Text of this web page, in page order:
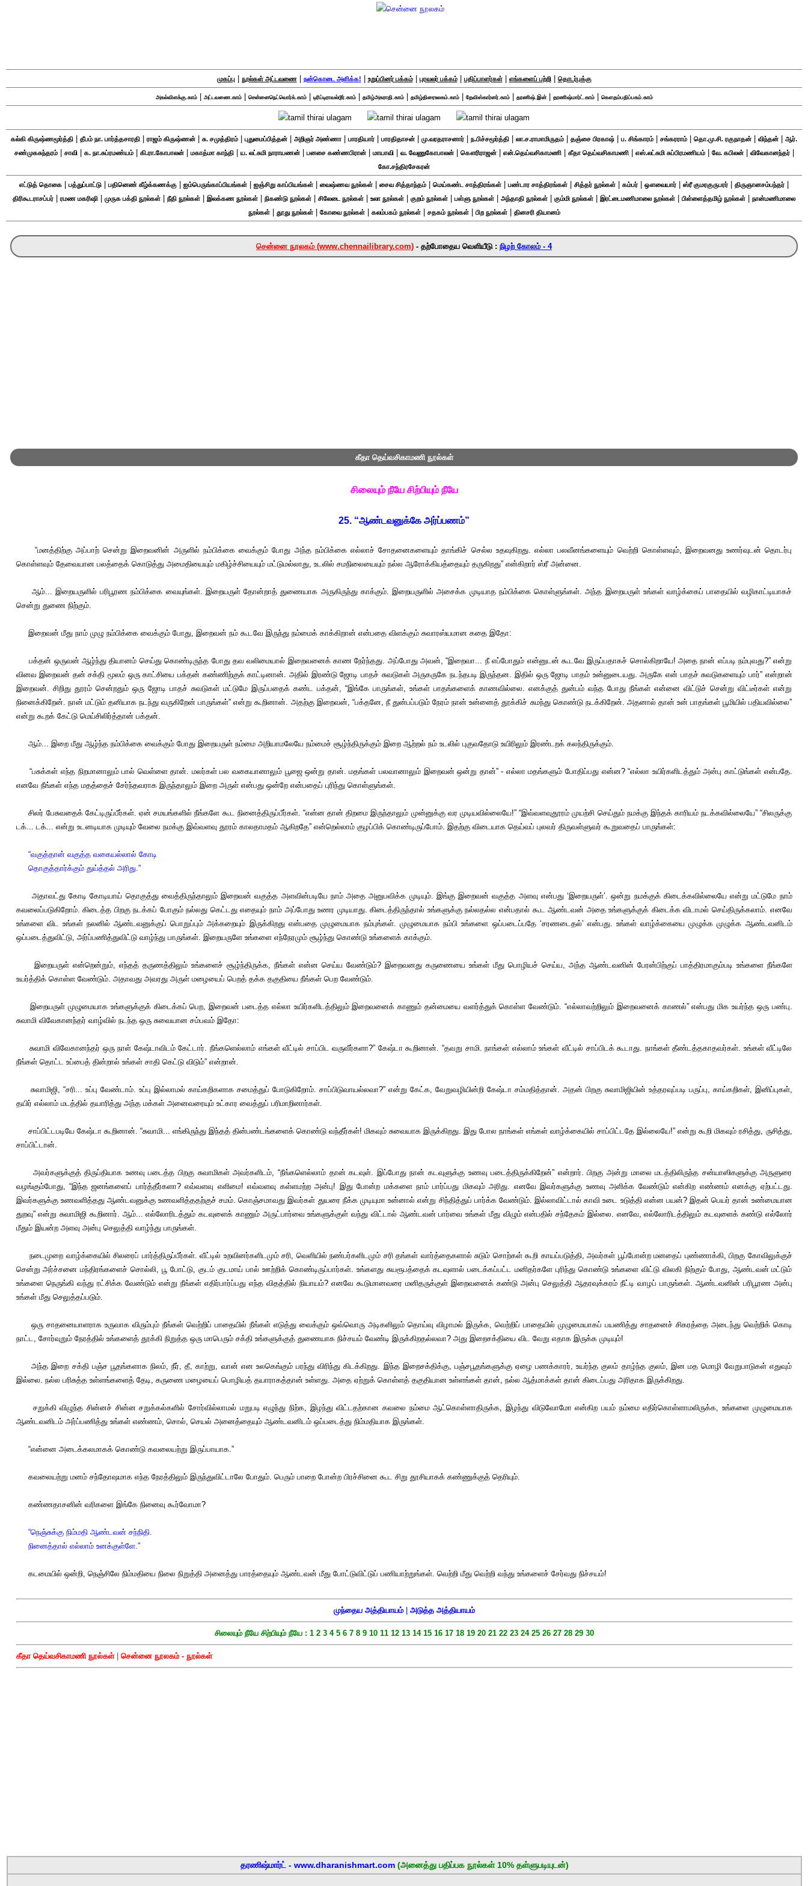
முகப்பு| நூல்கள் அட்டவணை| நன்கொடை அளிக்க! உறுப்பினர் பக்கம்| புரவலர் பக்கம்| பதிப்பாளர்கள்| எங்களைப் பற்றி| தொடர்புக்கு
அகல்விளக்கு.காம்| அட்டவணை.காம்| சென்னைநெட்வொர்க்.காம்| டிரிப்டிராவல்டூர்.காம்| தமிழ்அகராதி.காம்| தமிழ்திரைஉலகம்.காம்| தேவிஸ்கார்னர்.காம்| தரணிஷ்.இன்| தரணிஷ்மார்ட்.காம்| கௌதம்பதிப்பகம்.காம்
கல்கி கிருஷ்ணமூர்த்தி தீபம் நா. பார்த்தசாரதி ராஜம் கிருஷ்ணன்| சு. சமுத்திரம் புதுமைப்பித்தன்| அறிஞர் அண்ணா பாரதியார் பாரதிதாசன்| மு.வரதராசனார் ந.பிச்சமூர்த்தி லா.ச.ராமாமிருதம் தஞ்சை பிரகாஷ் ப. சிங்காரம் சங்கரராம் தொ.மு.சி. ரகுநாதன்| விந்தன்|
ஆர்.
சண்முகசுந்தரம்| சாவி| க. நா.சுப்ரமண்யம்| கி.ரா.கோபாலன்| மகாத்மா காந்தி| ய. லட்சுமி நாராயணன்| பனசை கண்ணபிரான்| மாயாவி| வ. வேணுகோபாலன்| கௌரிராஜன்| என்.தெய்வசிகாமணி| கீதா தெய்வசிகாமணி| எஸ்.லட்சுமி சுப்பிரமணியம்| வே. கபிலன்| விவேகானந்தர்|
கோ.சந்திரசேகரன்
எட்டுத் தொகை பத்துப்பாட்டு பதினெண் கீழ்க்கணக்கு ஐம்பெருங்காப்பியங்கள் ஐஞ்சிறு காப்பியங்கள் வைஷ்ணவ நூல்கள் சைவ சித்தாந்தம் மெய்கண்ட சாத்திரங்கள் பண்டார சாத்திரங்கள் சித்தர் நூல்கள் கம்பர் ஔவையார் ஸ்ரீ குமரகுருபரர் திருஞானசம்பந்தர்
திரிகூடராசப்பர் ரமண மகரிஷி முருக பக்தி நூல்கள் நீதி நூல்கள் இலக்கண நூல்கள் நிகண்டு நூல்கள் சிலேடை நூல்கள் உலா நூல்கள் குறம் நூல்கள் பள்ளு நூல்கள் அந்தாதி நூல்கள் கும்மி நூல்கள் இரட்டைமணிமாலை நூல்கள் பிள்ளைத்தமிழ் நூல்கள்
நான்மணிமாலை
நூல்கள்| தூது நூல்கள்| கோவை நூல்கள்| கலம்பகம் நூல்கள்| சதகம் நூல்கள்| பிற நூல்கள்| தினசரி தியானம்
சென்னை நூலகம் (www.chennailibrary.com) - தற்போதைய வெளியீடு : நிழற் கோலம் - 4
கீதா தெய்வசிகாமணி நூல்கள்
சிலையும் நீயே சிற்பியும் நீயே
25. “ஆண்டவனுக்கே அர்ப்பணம்”
“மனத்திற்கு அப்பாற் சென்று இறைவனின் அருளில் நம்பிக்கை வைக்கும் போது அந்த நம்பிக்கை எல்லாச் சோதனைகளையும் தாங்கிச் செல்ல உதவுகிறது. எல்லா பலவீனங்களையும் வெற்றி கொள்ளவும், இறைவனது உணர்வுடன் தொடர்பு
கொள்ளவும் தேவையான பலத்தைக் கொடுத்து அமைதியையும் மகிழ்ச்சியையும் மட்டுமல்லாது, உடலில் சமநிலையையும் நல்ல ஆரோக்கியத்தையும் தருகிறது” என்கிறார் ஸ்ரீ அன்னை.
ஆம்... இறையருளில் பரிபூரண நம்பிக்கை வையுங்கள். இறையருள் தோன்றாத் துணையாக அருகிருந்து காக்கும். இறையருளில் அசைக்க முடியாத நம்பிக்கை கொள்ளுங்கள். அந்த இறையருள் உங்கள் வாழ்க்கைப் பாதையில் வழிகாட்டியாகச்
சென்று துணை நிற்கும்.
இறைவன் மீது நாம் முழு நம்பிக்கை வைக்கும் போது, இறைவன் நம் கூடவே இருந்து நம்மைக் காக்கிறான் என்பதை விளக்கும் சுவாரஸ்யமான கதை இதோ:
பக்தன் ஒருவன் ஆழ்ந்து தியானம் செய்து கொண்டிருந்த போது தவ வலிமையால் இறைவனைக் காண நேர்ந்தது. அப்போது அவன், “இறைவா... நீ எப்போதும் என்னுடன் கூடவே இருப்பதாகச் சொல்கிறாயே! அதை நான் எப்படி நம்புவது?” என்று
வினவ இறைவன் தன் சக்தி மூலம் ஒரு காட்சியை பக்தன் கண்ணிற்குக் காட்டினான். அதில் இரண்டு ஜோடி பாதச் சுவடுகள் அருகருகே நடந்தபடி இருந்தன. இதில் ஒரு ஜோடி பாதம் உன்னுடையது. அருகே என் பாதச் சுவடுகளையும் பார்” என்றான்
இறைவன். சிறிது தூரம் சென்றதும் ஒரு ஜோடி பாதச் சுவடுகள் மட்டுமே இருப்பதைக் கண்ட பக்தன், “இங்கே பாருங்கள், உங்கள் பாதங்களைக் காணவில்லை. எனக்குத் துன்பம் வந்த போது நீங்கள் என்னை விட்டுச் சென்று விட்டீர்கள் என்று
நினைக்கிறேன். நான் மட்டும் தனியாக நடந்து வருகிறேன் பாருங்கள்” என்று கூறினான். அதற்கு இறைவன், “பக்தனே, நீ துன்பப்படும் நேரம் நான் உன்னைத் தூக்கிச் சுமந்து கொண்டு நடக்கிறேன். அதனால் தான் உன் பாதங்கள் பூமியில் பதியவில்லை”
என்று கூறக் கேட்டு மெய்சிலிர்த்தான் பக்தன்.
ஆம்... இறை மீது ஆழ்ந்த நம்பிக்கை வைக்கும் போது இறையருள் நம்மை அறியாமலேயே நம்மைச் சூழ்ந்திருக்கும் இறை ஆற்றல் நம் உடலில் புகுவதோடு உயிரிலும் இரண்டறக் கலந்திருக்கும்.
“பசுக்கள் எந்த நிறமானாலும் பால் வெள்ளை தான். மலர்கள் பல வகையானாலும் பூஜை ஒன்று தான். மதங்கள் பலவானாலும் இறைவன் ஒன்று தான்” - எல்லா மதங்களும் போதிப்பது என்ன? “எல்லா உயிர்களிடத்தும் அன்பு காட்டுங்கள் என்பதே.
எனவே நீங்கள் எந்த மதத்தைச் சேர்ந்தவராக இருந்தாலும் இறை அருள் என்பது ஒன்றே என்பதைப் புரிந்து கொள்ளுங்கள்.
சிலர் பேசுவதைக் கேட்டிருப்பீர்கள். ஏன் சமயங்களில் நீங்களே கூட நினைத்திருப்பீர்கள். “என்ன தான் திறமை இருந்தாலும் முன்னுக்கு வர முடியவில்லையே!” “இவ்வளவுதூரம் முயற்சி செய்தும் நமக்கு இந்தக் காரியம் நடக்கவில்லையே” “சிலருக்கு
டக்... டக்... என்று உடனடியாக முடியும் வேலை நமக்கு இவ்வளவு தூரம் காலதாமதம் ஆகிறதே” என்றெல்லாம் குழப்பிக் கொண்டிருப்போம். இதற்கு விடையாக தெய்வப் புலவர் திருவள்ளுவர் கூறுவதைப் பாருங்கள்:
“வகுத்தான் வகுத்த வகையல்லால் கோடி
தொகுத்தார்க்கும் துய்த்தல் அரிது.”
அதாவட்து கோடி கோடியாய் தொகுத்து வைத்திருந்தாலும் இறைவன் வகுத்த அளவின்படியே நாம் அதை அனுபவிக்க முடியும். இங்கு இறைவன் வகுத்த அளவு என்பது ‘இறையருள்’. ஒன்று நமக்குக் கிடைக்கவில்லையே என்று மட்டுமே நாம்
கவலைப்படுகிறோம். கிடைத்த பிறகு நடக்கப் போகும் நல்லது கெட்டது எதையும் நாம் அப்போது உணர முடியாது. கிடைத்திருந்தால் உங்களுக்கு நல்லதல்ல என்பதால் கூட ஆண்டவன் அதை உங்களுக்குக் கிடைக்க விடாமல் செய்திருக்கலாம். எனவே
உங்களை விட உங்கள் நலனில் ஆண்டவனுக்குப் பொறுப்பும் அக்கறையும் இருக்கிறது என்பதை முழுமையாக நம்புங்கள். முழுமையாக நம்பி உங்களை ஒப்படைப்பதே ‘சரணடைதல்’ என்பது. உங்கள் வாழ்க்கையை முழுக்க முழுக்க ஆண்டவனிடம்
ஒப்படைத்துவிட்டு, அர்ப்பணித்துவிட்டு வாழ்ந்து பாருங்கள். இறையருளே உங்களை எந்நேரமும் சூழ்ந்து கொண்டு உங்களைக் காக்கும்.
இறையருள் என்றென்றும், எந்தத் தருணத்திலும் உங்களைச் சூழ்ந்திருக்க, நீங்கள் என்ன செய்ய வேண்டும்? இறைவனது கருணையை உங்கள் மீது பொழியச் செய்ய, அந்த ஆண்டவனின் பேரன்பிற்குப் பாத்திரமாகும்படி உங்களை நீங்களே
உயர்த்திக் கொள்ள வேண்டும். அதாவது அவரது அருள் மழையைப் பெறத் தக்க தகுதியை நீங்கள் பெற வேண்டும்.
இறையருள் முழுமையாக உங்களுக்குக் கிடைக்கப் பெற, இறைவன் படைத்த எல்லா உயிர்களிடத்திலும் இறைவனைக் காணும் தன்மையை வளர்த்துக் கொள்ள வேண்டும். “எல்லாவற்றிலும் இறைவனைக் காணல்” என்பது மிக உயர்ந்த ஒரு பண்பு.
சுவாமி விவேகானந்தர் வாழ்வில் நடந்த ஒரு சுவையான சம்பவம் இதோ:
சுவாமி விவேகானந்தர் ஒரு நாள் கேஷ்டாவிடம் கேட்டார். நீங்களெல்லாம் எங்கள் வீட்டில் சாப்பிட வருவீர்களா?” கேஷ்டா கூறினான். “தவறு சாமி. நாங்கள் எல்லாம் உங்கள் வீட்டில் சாப்பிடக் கூடாது. நாங்கள் தீண்டத்தகாதவர்கள். உங்கள் வீட்டிலே
நீங்கள் தொட்ட உப்பைத் தின்றால் உங்கள் சாதி கெட்டு விடும்” என்றான்.
சுவாமிஜி, “சரி... உப்பு வேண்டாம். உப்பு இல்லாமல் காய்கறிகளாக சமைத்துப் போடுகிறோம். சாப்பிடுவாயல்லவா?” என்று கேட்க, வேறுவழியின்றி கேஷ்டா சம்மதித்தான். அதன் பிறகு சுவாமிஜியின் உத்தரவுப்படி பருப்பு, காய்கறிகள், இனிப்புகள்,
தயிர் எல்லாம் மடத்தில் தயாரித்து அந்த மக்கள் அனைவரையும் உட்கார வைத்துப் பரிமாறினார்கள்.
சாப்பிட்டபடியே கேஷ்டா கூறினான். “சுவாமி... எங்கிருந்து இந்தத் தின்பண்டங்களைக் கொண்டு வந்தீர்கள்! மிகவும் சுவையாக இருக்கிறது. இது போல நாங்கள் எங்கள் வாழ்க்கையில் சாப்பிட்டதே இல்லையே!” என்று கூறி மிகவும் ரசித்து, ருசித்து,
சாப்பிட்டான்.
அவர்களுக்குத் திருப்தியாக உணவு படைத்த பிறகு சுவாமிகள் அவர்களிடம், “நீங்களெல்லாம் தான் கடவுள். இப்போது நான் கடவுளுக்கு உணவு படைத்திருக்கிறேன்” என்றார். பிறகு அன்று மாலை மடத்திலிருந்த சன்யாஸிகளுக்கு அருளுரை
வழங்கும்போது, “இந்த ஜனங்களைப் பார்த்தீர்களா? எவ்வளவு எளிமை! எவ்வளவு கள்ளமற்ற அன்பு! இது போன்ற மக்களை நாம் பார்ப்பது மிகவும் அரிது. எனவே இவர்களுக்கு உணவு அளிக்க வேண்டும் என்கிற எண்ணம் எனக்கு ஏற்பட்டது.
இவர்களுக்கு உணவளித்தது ஆண்டவனுக்கு உணவளித்ததற்குச் சமம். கொஞ்சமாவது இவர்கள் துயரை நீக்க முடியுமா உன்னால் என்று சிந்தித்துப் பார்க்க வேண்டும். இல்லாவிட்டால் காவி உடை உடுத்தி என்ன பயன்? இதன் பெயர் தான் உண்மையான
துறவு” என்று சுவாமிஜி கூறினார். ஆம்... எல்லோரிடத்தும் கடவுளைக் காணும் அருட்பார்வை உங்களுக்குள் வந்து விட்டால் ஆண்டவன் பார்வை உங்கள் மீது விழும் என்பதில் சந்தேகம் இல்லை. எனவே, எல்லோரிடத்திலும் கடவுளைக் கண்டு எல்லோர்
மீதும் இயன்ற அளவு அன்பு செலுத்தி வாழ்ந்து பாருங்கள்.
நடைமுறை வாழ்க்கையில் சிலரைப் பார்த்திருப்பீர்கள். வீட்டில் உறவினர்களிடமும் சரி, வெளியில் நண்பர்களிடமும் சரி தங்கள் வார்த்தைகளால் சுடும் சொற்கள் கூறி காயப்படுத்தி, அவர்கள் பூப்போன்ற மனதைப் புண்ணாக்கி, பிறகு கோவிலுக்குச்
சென்று அர்ச்சனை மந்திரங்களைச் சொல்லி, பூ போட்டு, குடம் குடமாய் பால் ஊற்றிக் கொண்டிருப்பார்கள். உங்களது சுயரூபத்தைக் கடவுளால் படைக்கப்பட்ட மனிதர்களே புரிந்து கொண்டு உங்களை விட்டு விலகி நிற்கும் போது, ஆண்டவன் மட்டும்
உங்களை நெருங்கி வந்து ரட்சிக்க வேண்டும் என்று நீங்கள் எதிர்பார்ப்பது எந்த விதத்தில் நியாயம்? எனவே கூடுமானவரை மனிதருக்குள் இறைவனைக் கண்டு அன்பு செலுத்தி ஆதரவுக்கரம் நீட்டி வாழப் பாருங்கள். ஆண்டவனின் பரிபூரண அன்பு
உங்கள் மீது செலுத்தப்படும்.
ஒரு சாதனையாளராக உருவாக விரும்பும் நீங்கள் வெற்றிப் பாதையில் நீங்கள் எடுத்து வைக்கும் ஒவ்வொரு அடிகளிலும் தொய்வு விழாமல் இருக்க, வெற்றிப் பாதையில் முழுமையாகப் பயணித்து சாதனைச் சிகரத்தை அடைந்து வெற்றிக் கொடி
நாட்ட, சோர்வுறும் நேரத்தில் உங்களைத் தூக்கி நிறுத்த ஒரு மாபெரும் சக்தி உங்களுக்குத் துணையாக நிச்சயம் வேண்டி இருக்கிறதல்லவா? அது இறைசக்தியை விட வேறு எதாக இருக்க முடியும்!
அந்த இறை சக்தி பஞ்ச பூதங்களாக நிலம், நீர், தீ, காற்று, வான் என உலகெங்கும் பரந்து விரிந்து கிடக்கிறது. இந்த இறைசக்திக்கு, பஞ்சபூதங்களுக்கு ஏழை பணக்காரர், உயர்ந்த குலம் தாழ்ந்த குலம், இன மத மொழி வேறுபாடுகள் எதுவும்
இல்லை. நல்ல பரிசுத்த உள்ளங்களைத் தேடி, கருணை மழையைப் பொழியத் தயாராகத்தான் உள்ளது. அதை ஏற்றுக் கொள்ளத் தகுதியான உள்ளங்கள் தான், நல்ல ஆத்மாக்கள் தான் கிடைப்பது அரிதாக இருக்கிறது.
சறுக்கி விழுந்த சின்னச் சின்ன சறுக்கல்களில் சோர்வில்லாமல் மறுபடி எழுந்து நிற்க, இழந்து விட்டதற்கான கவலை நம்மை ஆட்கொள்ளாதிருக்க, இழந்து விடுவோமோ என்கிற பயம் நம்மை எதிர்கொள்ளாமலிருக்க, உங்களை முழுமையாக
ஆண்டவனிடம் அர்ப்பணித்து உங்கள் எண்ணம், சொல், செயல் அனைத்தையும் ஆண்டவனிடம் ஒப்படைத்து நிம்மதியாக இருங்கள்.
“என்னை அடைக்கலமாகக் கொண்டு கவலையற்று இருப்பாயாக.”
கவலையற்று மனம் சந்தோஷமாக எந்த நேரத்திலும் இருந்துவிட்டாலே போதும். பெரும் பாறை போன்ற பிரச்சினை கூட சிறு தூசியாகக் கண்ணுக்குத் தெரியும்.
கண்ணதாசனின் வரிகளை இங்கே நினைவு கூர்வோமா?
“நெஞ்சுக்கு நிம்மதி ஆண்டவன் சந்நிதி.
நினைத்தால் எல்லாம் உனக்குள்ளே.”
கடமையில் ஒன்றி, நெஞ்சிலே நிம்மதியை நிலை நிறுத்தி அனைத்து பாரத்தையும் ஆண்டவன் மீது போட்டுவிட்டுப் பணியாற்றுங்கள். வெற்றி மீது வெற்றி வந்து உங்களைச் சேர்வது நிச்சயம்!
முந்தைய அத்தியாயம்| அடுத்த அத்தியாயம்
சிலையும் நீயே சிற்பியும் நீயே : 1 2 3 4 5 6 7 8 9 10 11 12 13 14 15 16 17 18 19 20 21 22 23 24 25 26 27 28 29 30
கீதா தெய்வசிகாமணி நூல்கள்| சென்னை நூலகம் - நூல்கள்
தரணிஷ்மார்ட் - www.dharanishmart.com (அனைத்து பதிப்பக நூல்கள் 10% தள்ளுபடியுடன்)